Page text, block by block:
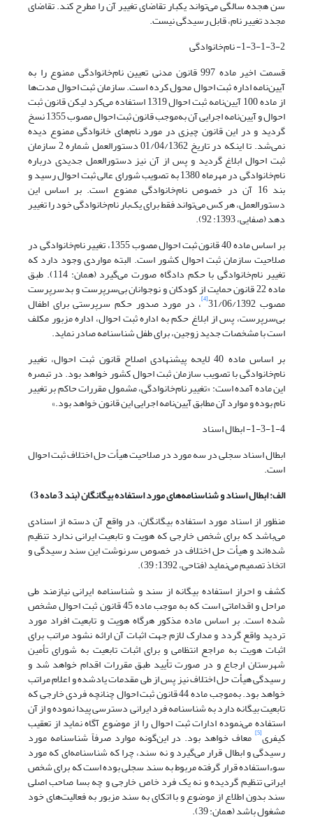
سن هجده سالگی می‌تواند یکبار تقاضای تغییر آن را مطرح کند. تقاضای
مجدد تغییر نام، قابل رسیدگی نیست.
1-3-1-3-2- نام‌خانوادگی
قسمت اخیر ماده 997 قانون مدنی تعیین نام‌خانوادگی ممنوع را به
آیین‌نامه اداره ثبت احوال محول کرده است. سازمان ثبت احوال مدت‌ها
از ماده 100 آیین‌نامه ثبت احوال 1319 استفاده می‌کرد لیکن قانون ثبت
احوال و آیین‌نامه اجرایی آن به‌موجب قانون ثبت احوال مصوب 1355 نسخ
گردید و در این قانون چیزی در مورد نام‌های خانوادگی ممنوع دیده
نمی‌شد. تا اینکه در تاریخ 01/04/1362 دستورالعمل شماره 2 سازمان
ثبت احوال ابلاغ گردید و پس از آن نیز دستورالعمل جدیدی درباره
نام‌خانوادگی در مهرماه 1380 به تصویب شورای عالی ثبت احوال رسید و
بند 16 آن در خصوص نام‌خانوادگی ممنوع است. بر اساس این
دستورالعمل، هر کس می‌تواند فقط برای یک‌بار نام‌خانوادگی خود را تغییر
دهد (صفایی، 1393: 92).
بر اساس ماده 40 قانون ثبت احوال مصوب 1355، تغییر نام‌خانوادگی در
صلاحیت سازمان ثبت احوال کشور است. البته مواردی وجود دارد که
تغییر نام‌خانوادگی با حکم دادگاه صورت می‌گیرد (همان: 114). طبق
ماده 22 قانون حمایت از کودکان و نوجوانان بی‌سرپرست و بدسرپرست
مصوب 31/06/1392 [4] ، در مورد صدور حکم سرپرستی برای اطفال
بی‌سرپرست، پس از ابلاغ حکم به اداره ثبت احوال، اداره مزبور مکلف
است با مشخصات جدید زوجین، برای طفل شناسنامه صادر نماید.
بر اساس ماده 40 لایحه پیشنهادی اصلاح قانون ثبت احوال، تغییر
نام‌خانوادگی با تصویب سازمان ثبت احوال کشور خواهد بود. در تبصره
این ماده آمده است: «تغییر نام‌خانوادگی، مشمول مقررات حاکم بر تغییر
نام بوده و موارد آن مطابق آیین‌نامه اجرایی این قانون خواهد بود.»
1-3-1-4- ابطال اسناد
ابطال اسناد سجلی در سه مورد در صلاحیت هیأت حل اختلاف ثبت احوال
است.
الف: ابطال اسناد و شناسنامه‌های مورد استفاده بیگانگان (بند 3 ماده 3)
منظور از اسناد مورد استفاده بیگانگان، در واقع آن دسته از اسنادی
می‌باشد که برای شخص خارجی که هویت و تابعیت ایرانی ندارد تنظیم
شده‌اند و هیأت حل اختلاف در خصوص سرنوشت این سند رسیدگی و
اتخاذ تصمیم می‌نماید (فتاحی، 1392: 39).
کشف و احراز استفاده بیگانه از سند و شناسنامه ایرانی نیازمند طی
مراحل و اقداماتی است که به موجب ماده 45 قانون ثبت احوال مشخص
شده است. بر اساس ماده مذکور هرگاه هویت و تابعیت افراد مورد
تردید واقع گردد و مدارک لازم جهت اثبات آن ارائه نشود مراتب برای
اثبات هویت به مراجع انتظامی و برای اثبات تابعیت به شورای تأمین
شهرستان ارجاع و در صورت تأیید طبق مقررات اقدام خواهد شد و
رسیدگی هیأت حل اختلاف نیز پس از طی مقدمات یادشده و اعلام مراتب
خواهد بود. به‌موجب ماده 44 قانون ثبت احوال چنانچه فردی خارجی که
تابعیت بیگانه دارد به شناسنامه فرد ایرانی دسترسی پیدا نموده و از آن
استفاده می‌نموده ادارات ثبت احوال را از موضوع آگاه نماید از تعقیب
کیفری[5] معاف خواهد بود. در این‌گونه موارد صرفاً شناسنامه مورد
رسیدگی و ابطال قرار می‌گیرد و نه سند، چرا که شناسنامه‌ای که مورد
سوء‌استفاده قرار گرفته مربوط به سند سجلی بوده است که برای شخص
ایرانی تنظیم گردیده و نه یک فرد خاص خارجی و چه بسا صاحب اصلی
سند بدون اطلاع از موضوع و با اتکای به سند مزبور به فعالیت‌های خود
مشغول باشد (همان: 39).